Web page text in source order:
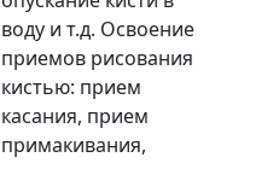
воду и т.д. Освоение
приемов рисования
кистью: прием
касания, прием
примакивания,